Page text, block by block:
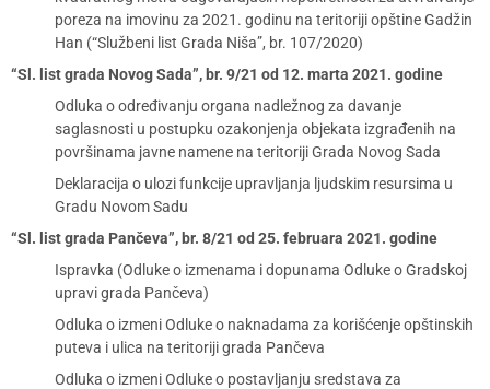
poreza na imovinu za 2021. godinu na teritoriji opštine Gadžin
Han (“Službeni list Grada Niša”, br. 107/2020)
“Sl. list grada Novog Sada”, br. 9/21 od 12. marta 2021. godine
Odluka o određivanju organa nadležnog za davanje
saglasnosti u postupku ozakonjenja objekata izgrađenih na
površinama javne namene na teritoriji Grada Novog Sada
Deklaracija o ulozi funkcije upravljanja ljudskim resursima u
Gradu Novom Sadu
“Sl. list grada Pančeva”, br. 8/21 od 25. februara 2021. godine
Ispravka (Odluke o izmenama i dopunama Odluke o Gradskoj
upravi grada Pančeva)
Odluka o izmeni Odluke o naknadama za korišćenje opštinskih
puteva i ulica na teritoriji grada Pančeva
Odluka o izmeni Odluke o postavljanju sredstava za